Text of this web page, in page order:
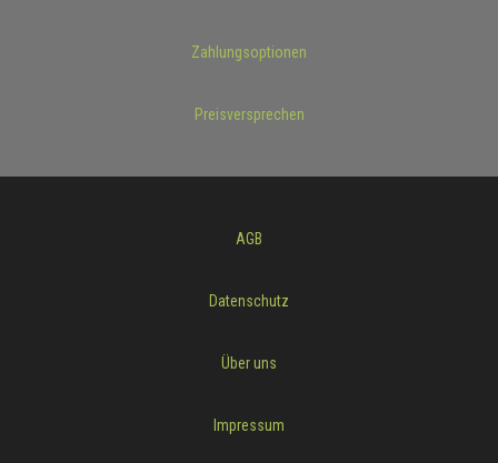
Zahlungsoptionen
Preisversprechen
AGB
Datenschutz
Über uns
Impressum